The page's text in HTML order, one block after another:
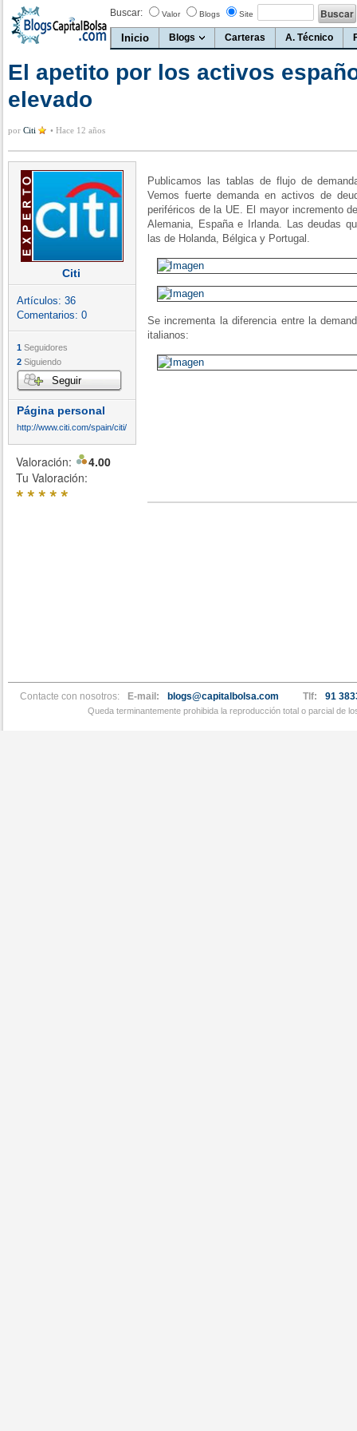
Buscar: Valor Blogs Site
Inicio Blogs Carteras A. Técnico
El apetito por los activos
elevado
por Citi • Hace 12 años
Citi
Artículos: 36
Comentarios: 0
1 Seguidores
2 Siguiendo
Seguir
Página personal
http://www.citi.com/spain/citi/
Valoración:
4.00
Tu Valoración:
*****
Publicamos las tablas de flujo de
Vemos fuerte demanda en activos de
periféricos de la UE. El mayor incremento
Alemania, España e Irlanda. Las deudas
las de Holanda, Bélgica y Portugal.
Se incrementa la diferencia entre la
italianos:
Contacte con nosotros: E-mail: blogs@capitalbolsa.com Tlf: 91
Queda terminantemente prohibida la reproducción total o parcial de